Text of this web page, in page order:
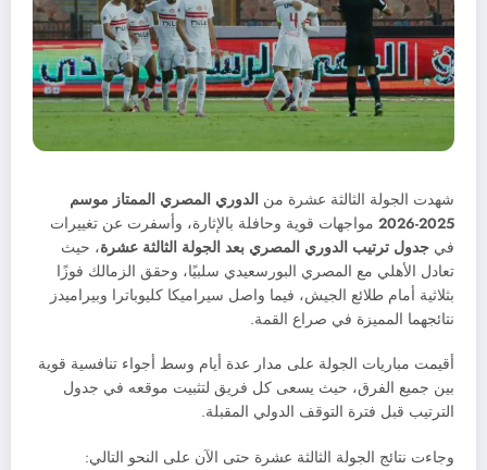
شهدت الجولة الثالثة عشرة من الدوري المصري الممتاز موسم
2025-2026
مواجهات قوية وحافلة بالإثارة، وأسفرت عن تغييرات
في جدول ترتيب الدوري المصري بعد الجولة الثالثة عشرة، حيث
تعادل الأهلي مع المصري البورسعيدي سلبيًا، وحقق الزمالك فوزًا
بثلاثية أمام طلائع الجيش، فيما واصل سيراميكا كليوباترا وبيراميدز
نتائجهما المميزة في صراع القمة.
أقيمت مباريات الجولة على مدار عدة أيام وسط أجواء تنافسية قوية
بين جميع الفرق، حيث يسعى كل فريق لتثبيت موقعه في جدول
الترتيب قبل فترة التوقف الدولي المقبلة.
وجاءت نتائج الجولة الثالثة عشرة حتى الآن على النحو التالي: